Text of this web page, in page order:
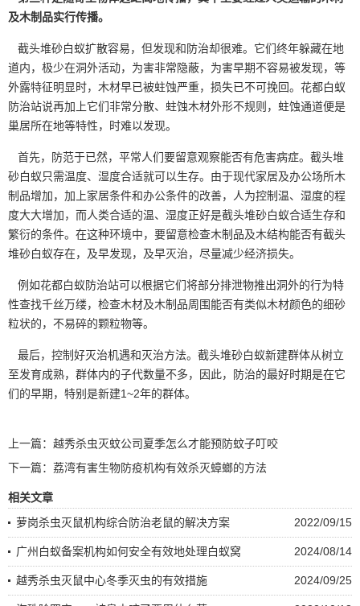
及木制品实行传播。
截头堆砂白蚁扩散容易，但发现和防治却很难。它们终年躲藏在地
道内，极少在洞外活动，为害非常隐蔽，为害早期不容易被发现，等
外露特征明显时，木材早已被蛀蚀严重，损失已不可挽回。花都白蚁
防治站说再加上它们非常分散、蛀蚀木材外形不规则，蛀蚀通道便是
巢居所在地等特性，时难以发现。
首先，防范于已然，平常人们要留意观察能否有危害病症。截头堆
砂白蚁只需温度、湿度合适就可以生存。由于现代家居及办公场所木
制品增加，加上家居条件和办公条件的改善，人为控制温、湿度的程
度大大增加，而人类合适的温、湿度正好是截头堆砂白蚁合适生存和
繁衍的条件。在这种环境中，要留意检查木制品及木结构能否有截头
堆砂白蚁存在，及早发现，及早灭治，尽量减少经济损失。
例如花都白蚁防治站可以根据它们将部分排泄物推出洞外的行为特
性查找千丝万缕，检查木材及木制品周围能否有类似木材颜色的细砂
粒状的，不易碎的颗粒物等。
最后，控制好灭治机遇和灭治方法。截头堆砂白蚁新建群体从树立
至发育成熟，群体内的子代数量不多，因此，防治的最好时期是在它
们的早期，特别是新建1~2年的群体。
上一篇： 越秀杀虫灭蚊公司夏季怎么才能预防蚊子叮咬
下一篇： 荔湾有害生物防疫机构有效杀灭蟑螂的方法
相关文章
2022/09/15
萝岗杀虫灭鼠机构综合防治老鼠的解决方案
2024/08/14
广州白蚁备案机构如何安全有效地处理白蚁窝
2024/09/25
越秀杀虫灭鼠中心冬季灭虫的有效措施